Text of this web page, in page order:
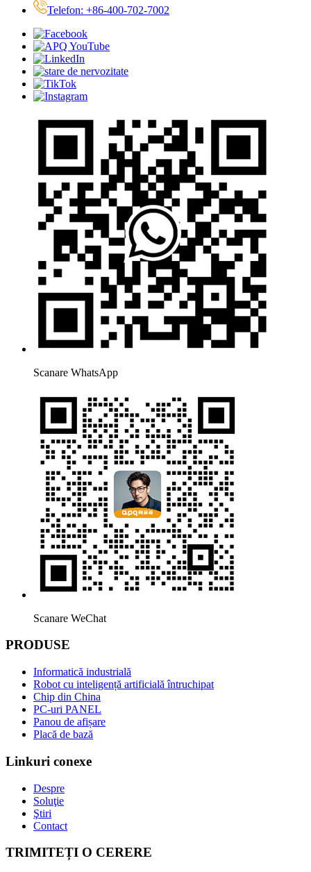
Telefon: +86-400-702-7002
Scanare WhatsApp
Scanare WeChat
PRODUSE
Informatică industrială
Robot cu inteligență artificială întruchipat
Chip din China
PC-uri PANEL
Panou de afișare
Placă de bază
Linkuri conexe
Despre
Soluţie
Ştiri
Contact
TRIMITEȚI O CERERE